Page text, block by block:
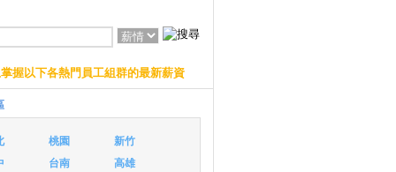
握以下各熱門員工組群的最新薪資
桃園
新竹
台南
高雄